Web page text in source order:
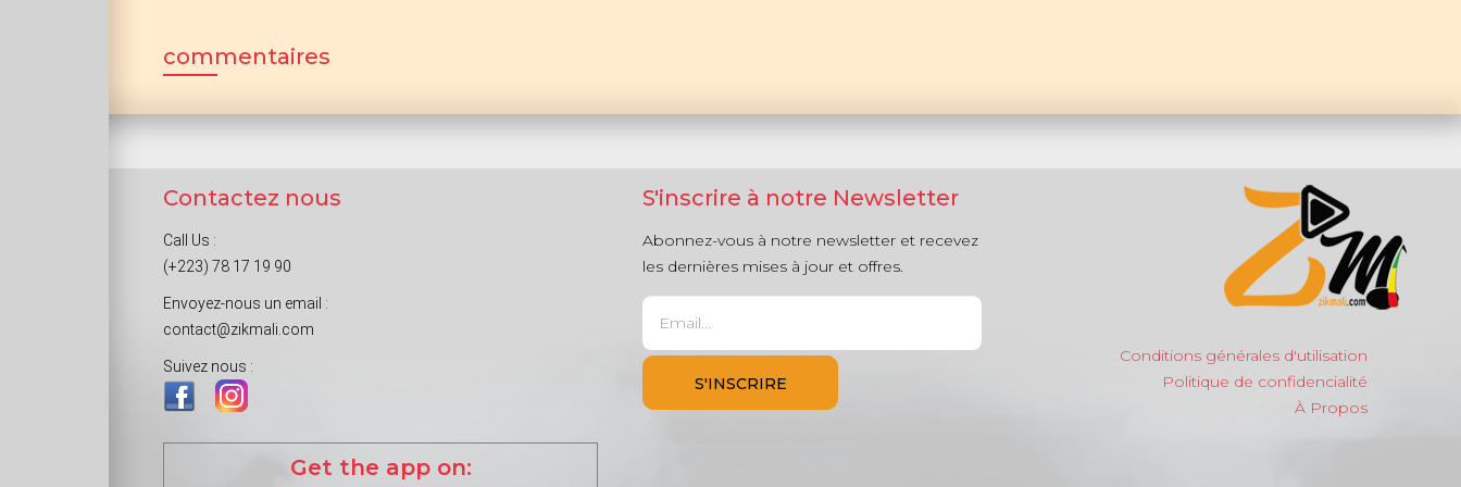
commentaires
Contactez nous
Call Us :
(+223) 78 17 19 90
Envoyez-nous un email :
contact@zikmali.com
Suivez nous :
S'inscrire à notre Newsletter
Abonnez-vous à notre newsletter et recevez
les dernières mises à jour et offres.
Conditions générales d'utilisation
Politique de confidencialité
À Propos
Get the app on: